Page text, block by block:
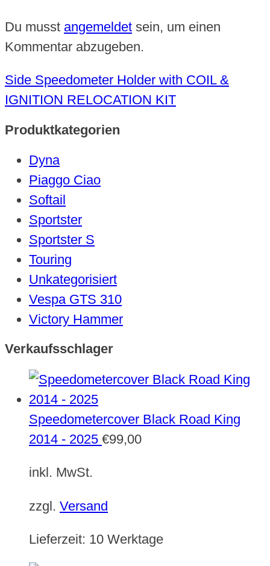
Du musst angemeldet sein, um einen
Kommentar abzugeben.
Side Speedometer Holder with COIL &
IGNITION RELOCATION KIT
Produktkategorien
Dyna
Piaggo Ciao
Softail
Sportster
Sportster S
Touring
Unkategorisiert
Vespa GTS 310
Victory Hammer
Verkaufsschlager
Speedometercover Black Road King
2014 - 2025 €99,00
inkl. MwSt.
zzgl. Versand
Lieferzeit: 10 Werktage